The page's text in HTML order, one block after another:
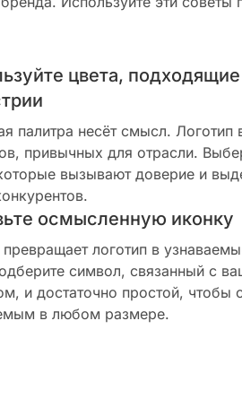
цвета, подходящие
палитра несёт смысл. Логотип
привычных для отрасли.
вызывают доверие и
осмысленную иконку
логотип в
символ, связанный с
и достаточно простой, чтобы
в любом размере.